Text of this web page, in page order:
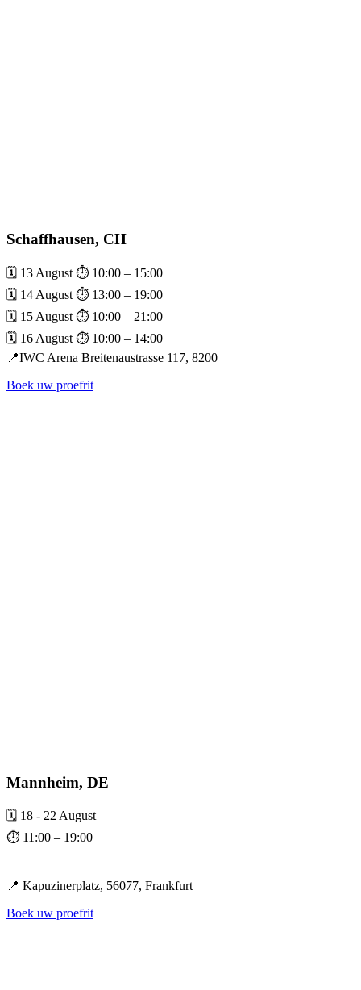
Schaffhausen, CH
🗓️ 13 August ⏱️ 10:00 – 15:00
🗓️ 14 August ⏱️ 13:00 – 19:00
🗓️ 15 August ⏱️ 10:00 – 21:00
🗓️ 16 August ⏱️ 10:00 – 14:00
📍IWC Arena Breitenaustrasse 117, 8200
Boek uw proefrit
Mannheim, DE
🗓️ 18 - 22 August
⏱️ 11:00 – 19:00
📍 Kapuzinerplatz, 56077, Frankfurt
Boek uw proefrit